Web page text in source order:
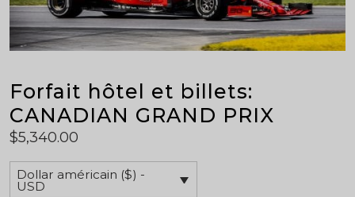
Forfait hôtel et billets:
CANADIAN GRAND PRIX
$5,340.00
Dollar américain ($) -
USD